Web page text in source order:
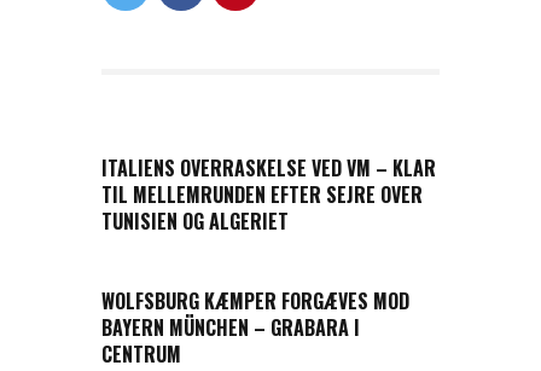
ITALIENS OVERRASKELSE VED VM – KLAR
TIL MELLEMRUNDEN EFTER SEJRE OVER
TUNISIEN OG ALGERIET
WOLFSBURG KÆMPER FORGÆVES MOD
BAYERN MÜNCHEN – GRABARA I
CENTRUM